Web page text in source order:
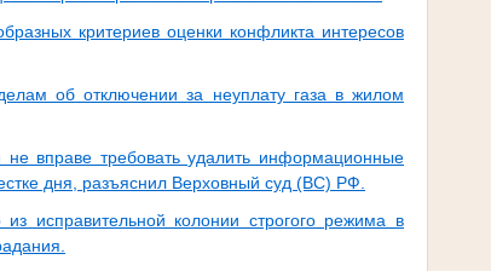
критериев оценки конфликта интересов
об отключении за неуплату газа в жилом
вправе требовать удалить информационные
дня, разъяснил Верховный суд (ВС) РФ.
исправительной колонии строгого режима в